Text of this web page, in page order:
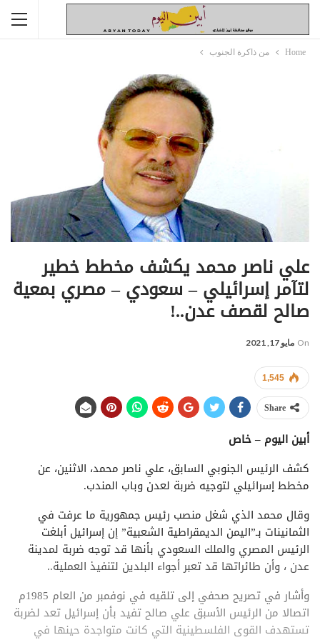
Home من ذاكرة الجنوب
علي ناصر محمد يكشف مخطط خطير
لتآمر إسرائيلي – سعودي – مصري بمعية
صالح لقصف عدن..!
On مايو 17, 2021
1,545
Share
أبين اليوم – خاص
كشف الرئيس الجنوبي السابق، علي ناصر محمد، الاثنين، عن
مخطط إسرائيلي لتوجيه ضربة لعدن وباب المندب.
وقال محمد الذي شغل منصب رئيس جمهورية ما عرفت في
الثمانينات بـ”اليمن الديمقراطية الشعبية” إن إسرائيل أبلغت
الرئيس المصري والملك السعودي بأنها قد توجه ضربة لمدينة
عدن ، وأن طائراتها قد تعبر أجواء البلدين لتنفيذ العملية..
وأشار في تصريح صحفي إلى تلقيه في نوفمبر من العام 1985م
اتصالا من الرئيس الأسبق علي صالح تفيد بأن إسرائيل تعد لضربة
تستهدف القوى الفلسطينية التي كانت متواجدة حينها في